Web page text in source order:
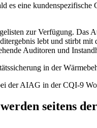
es eine
zur Verfügung.
lebt und stirbt
Auditoren und
in der
der AIAG in der CQI-9
seitens